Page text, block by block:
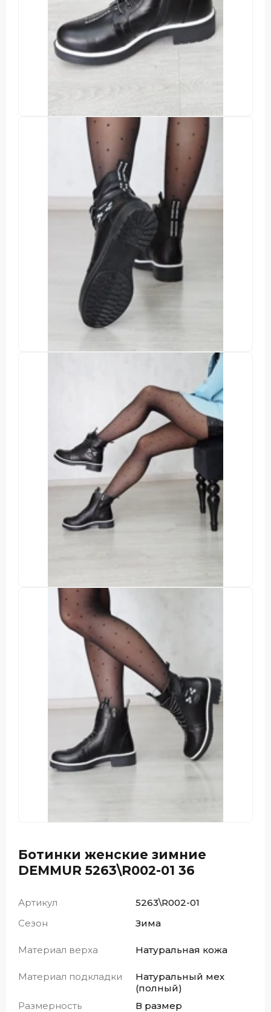
Ботинки женские зимние
DEMMUR 5263\R002-01 36
Артикул
5263\R002-01
Сезон
Зима
Материал верха Натуральная кожа
Материал подкладки
Натуральный мех
(полный)
Размерность
В размер